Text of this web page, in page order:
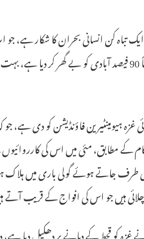
ایک تباہ کن انسانی بحران کا شکار
کر رہی ہے۔ اسرائیل کی جارحیت نے تقریباً 90 فیصد آبادی
ہیومینٹیرین فاؤنڈیشن کو دی ہے، جو
مطابق، مئی میں اس کی کارروائیوں
جاتے ہوئے گولی باری میں ہلاک
ہیں جو اس کی افواج کے قریب آتے
کی 21 ماہ کی جنگ نے غزہ کو قحط کے دہانے پر